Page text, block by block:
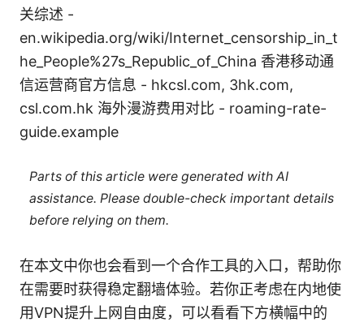
关综述 -
en.wikipedia.org/wiki/Internet_censorship_in_t
he_People%27s_Republic_of_China 香港移动通
信运营商官方信息 - hkcsl.com, 3hk.com,
csl.com.hk 海外漫游费用对比 - roaming-rate-
guide.example
Parts of this article were generated with AI
assistance. Please double-check important details
before relying on them.
在本文中你也会看到一个合作工具的入口，帮助你
在需要时获得稳定翻墙体验。若你正考虑在内地使
用VPN提升上网自由度，可以看看下方横幅中的